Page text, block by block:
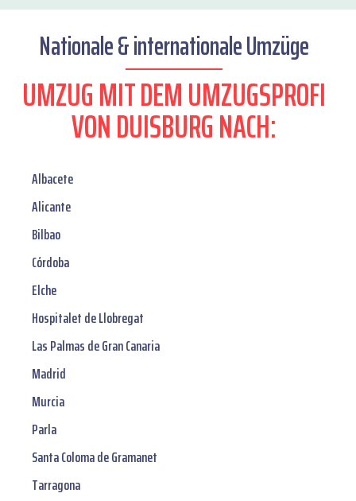
Nationale & internationale Umzüge
UMZUG MIT DEM UMZUGSPROFI
VON DUISBURG NACH:
Albacete
Alicante
Bilbao
Córdoba
Elche
Hospitalet de Llobregat
Las Palmas de Gran Canaria
Madrid
Murcia
Parla
Santa Coloma de Gramanet
Tarragona